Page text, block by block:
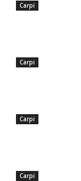
Carpi
Carpi
Carpi
Carpi